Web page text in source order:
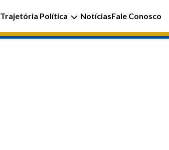
Trajetória Política NotíciasFale Conosco